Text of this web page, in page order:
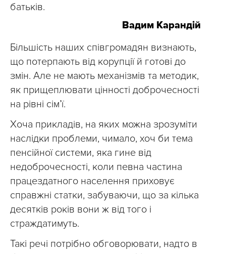
батьків.
Вадим Карандій
Більшість наших співгромадян визнають,
що потерпають від корупції й готові до
змін. Але не мають механізмів та методик,
як прищеплювати цінності доброчесності
на рівні сім’ї.
Хоча прикладів, на яких можна зрозуміти
наслідки проблеми, чимало, хоч би тема
пенсійної системи, яка гине від
недоброчесності, коли певна частина
працездатного населення приховує
справжні статки, забуваючи, що за кілька
десятків років вони ж від того і
страждатимуть.
Такі речі потрібно обговорювати, надто в